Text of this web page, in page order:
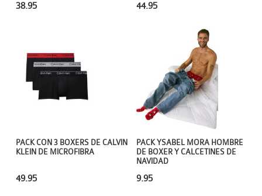
44.95
38.95
PACK YSABEL MORA HOMBRE
DE BOXER Y CALCETINES DE
NAVIDAD
9.95
PACK CON 3 BOXERS DE CALVIN
KLEIN DE MICROFIBRA
49.95